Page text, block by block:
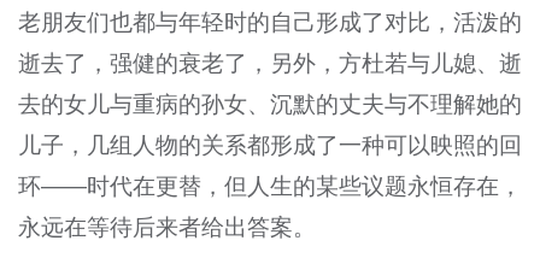
老朋友们也都与年轻时的自己形成了对比，活泼的
逝去了，强健的衰老了，另外，方杜若与儿媳、逝
去的女儿与重病的孙女、沉默的丈夫与不理解她的
儿子，几组人物的关系都形成了一种可以映照的回
环——时代在更替，但人生的某些议题永恒存在，
永远在等待后来者给出答案。